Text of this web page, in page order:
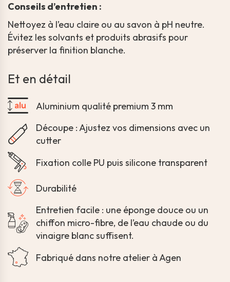
Conseils d’entretien :
Nettoyez à l’eau claire ou au savon à pH neutre.
Évitez les solvants et produits abrasifs pour
préserver la finition blanche.
Et en détail
Aluminium qualité premium 3 mm
Découpe : Ajustez vos dimensions avec un
cutter
Fixation colle PU puis silicone transparent
Durabilité
Entretien facile : une éponge douce ou un
chiffon micro-fibre, de l’eau chaude ou du
vinaigre blanc suffisent.
Fabriqué dans notre atelier à Agen